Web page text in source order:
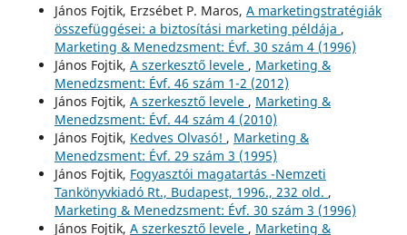
János Fojtik, Erzsébet P. Maros, A marketingstratégiák
összefüggései: a biztosítási marketing példája ,
Marketing & Menedzsment: Évf. 30 szám 4 (1996)
János Fojtik, A szerkesztő levele , Marketing &
Menedzsment: Évf. 46 szám 1-2 (2012)
János Fojtik, A szerkesztő levele , Marketing &
Menedzsment: Évf. 44 szám 4 (2010)
János Fojtik, Kedves Olvasó! , Marketing &
Menedzsment: Évf. 29 szám 3 (1995)
János Fojtik, Fogyasztói magatartás -Nemzeti
Tankönyvkiadó Rt., Budapest, 1996., 232 old. ,
Marketing & Menedzsment: Évf. 30 szám 3 (1996)
János Fojtik, A szerkesztő levele , Marketing &